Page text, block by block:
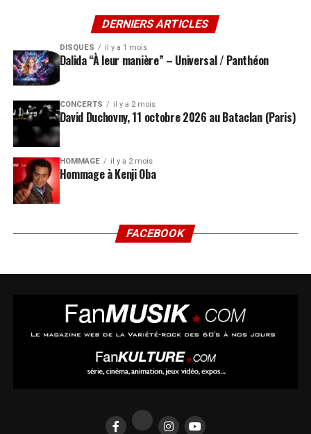
DERNIERS ARTICLES
DISQUES il y a 1 mois
Dalida “À leur manière” – Universal / Panthéon
CONCERTS il y a 2 mois
David Duchovny, 11 octobre 2026 au Bataclan (Paris)
HOMMAGE il y a 2 mois
Hommage à Kenji Oba
FACEBOOK